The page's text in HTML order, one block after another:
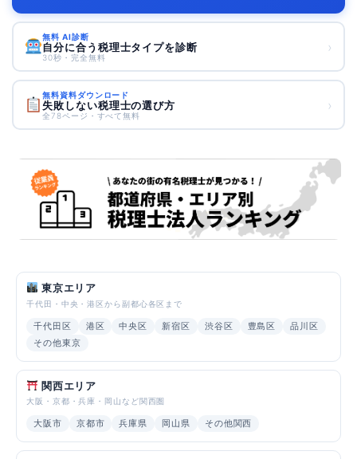
無料 AI診断
自分に合う税理士タイプを診断
30秒・完全無料
›
無料資料ダウンロード
失敗しない税理士の選び方
全78ページ・すべて無料
›
東京エリア
千代田・中央・港区から副都心各区まで
千代田区 港区 中央区 新宿区 渋谷区 豊島区
品川区
その他東京
関西エリア
大阪・京都・兵庫・岡山など関西圏
大阪市 京都市 兵庫県 岡山県 その他関西